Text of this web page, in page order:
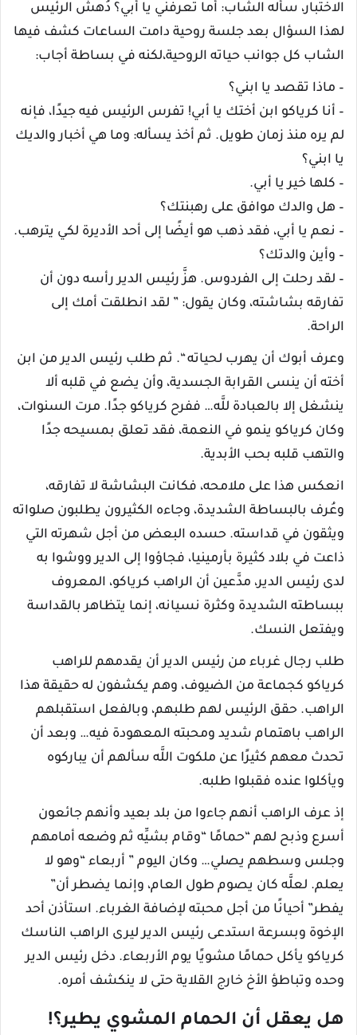
الاختبار، سأله الشاب: أما تعرفني يا أبي؟ دُهش الرئيس
لهذا السؤال بعد جلسة روحية دامت الساعات كشف فيها
الشاب كل جوانب حياته الروحية،لكنه في بساطة أجاب:
– ماذا تقصد يا ابني؟
– أنا كرياكو ابن أختك يا أبي! تفرس الرئيس فيه جيدًا، فإنه
لم يره منذ زمان طويل. ثم أخذ يسأله: وما هي أخبار والديك
يا ابني؟
– كلها خير يا أبي.
– هل والدك موافق على رهبنتك؟
– نعم يا أبي، فقد ذهب هو أيضًا إلى أحد الأديرة لكي يترهب.
– وأين والدتك؟
– لقد رحلت إلى الفردوس. هزَّ رئيس الدير رأسه دون أن
تفارقه بشاشته، وكان يقول: ” لقد انطلقت أمك إلى
الراحة.
وعرف أبوك أن يهرب لحياته “. ثم طلب رئيس الدير من ابن
أخته أن ينسى القرابة الجسدية، وأن يضع في قلبه ألا
ينشغل إلا بالعبادة للَّه… ففرح كرياكو جدًا. مرت السنوات،
وكان كرياكو ينمو في النعمة، فقد تعلق بمسيحه جدًا
والتهب قلبه بحب الأبدية.
انعكس هذا على ملامحه، فكانت البشاشة لا تفارقه،
وعُرف بالبساطة الشديدة، وجاءه الكثيرون يطلبون صلواته
ويثقون في قداسته. حسده البعض من أجل شهرته التي
ذاعت في بلاد كثيرة بأرمينيا، فجاؤوا إلى الدير ووشوا به
لدى رئيس الدير، مدَّعين أن الراهب كرياكو، المعروف
ببساطته الشديدة وكثرة نسيانه، إنما يتظاهر بالقداسة
ويفتعل النسك.
طلب رجال غرباء من رئيس الدير أن يقدمهم للراهب
كرياكو كجماعة من الضيوف، وهم يكشفون له حقيقة هذا
الراهب. حقق الرئيس لهم طلبهم، وبالفعل استقبلهم
الراهب باهتمام شديد ومحبته المعهودة فيه… وبعد أن
تحدث معهم كثيرًا عن ملكوت اللَّه سألهم أن يباركوه
ويأكلوا عنده فقبلوا طلبه.
إذ عرف الراهب أنهم جاءوا من بلد بعيد وأنهم جائعون
أسرع وذبح لهم “حمامًا “وقام بشيِّه ثم وضعه أمامهم
وجلس وسطهم يصلي… وكان اليوم ” أربعاء “وهو لا
يعلم. لعلَّه كان يصوم طول العام، وإنما يضطر أن”
يفطر” أحيانًا من أجل محبته لإضافة الغرباء. استأذن أحد
الإخوة وبسرعة استدعى رئيس الدير ليرى الراهب الناسك
كرياكو يأكل حمامًا مشويًا يوم الأربعاء. دخل رئيس الدير
وحده وتباطؤ الأخ خارج القلاية حتى لا ينكشف أمره.
هل يعقل أن الحمام المشوي يطير؟!